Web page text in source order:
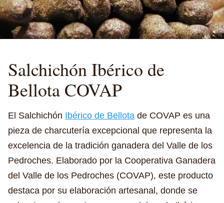
SalchichónIbérico de
Bellota COVAP
El Salchichón Ibérico de Bellota de COVAP es una
pieza de charcutería excepcional que representa la
excelencia de la tradición ganadera del Valle de los
Pedroches. Elaborado por la Cooperativa Ganadera
del Valle de los Pedroches (COVAP), este producto
destaca por su elaboración artesanal, donde se